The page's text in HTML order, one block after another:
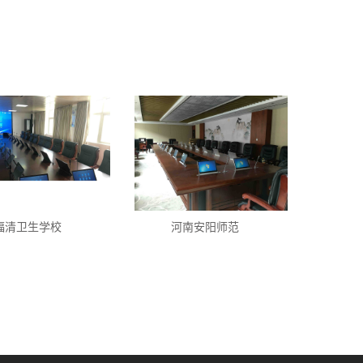
清卫生学校 河南安阳师范